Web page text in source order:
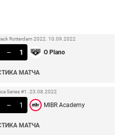
Rotterdam 2022. 10.09.2022
– 1 O Plano
МАТЧА
Series #1. 23.08.2022
– 1 MIBR Academy
МАТЧА